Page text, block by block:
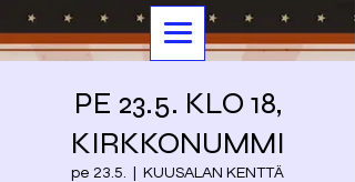
PE 23.5. KLO 18,
KIRKKONUMMI
pe 23.5. KUUSALAN KENTTÄ